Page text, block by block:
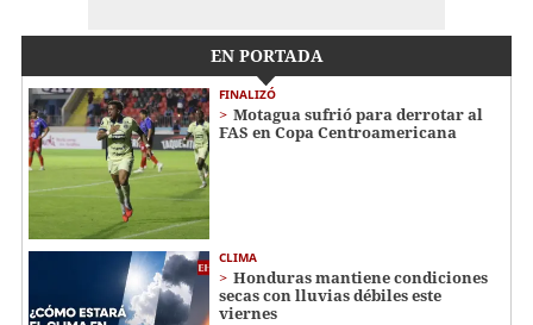
EN PORTADA
FINALIZÓ
Motagua sufrió para derrotar al
FAS en Copa Centroamericana
CLIMA
Honduras mantiene condiciones
secas con lluvias débiles este
viernes